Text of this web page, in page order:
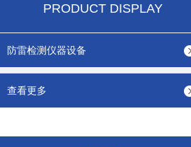
PRODUCT DISPLAY
防雷检测仪器设备
查看更多